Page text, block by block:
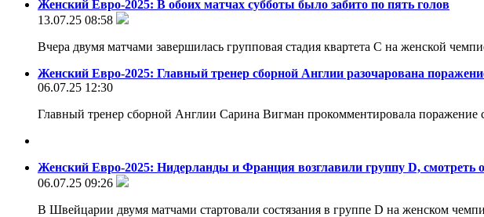
Женский Евро-2025: В обоих матчах субботы было забито по пять голов
13.07.25 08:58
Вчера двумя матчами завершилась групповая стадия квартета С на женской
Женский Евро-2025: Главный тренер сборной Англии разочарована
06.07.25 12:30
Главный тренер сборной Англии Сарина Вигман прокомментировала
Женский Евро-2025: Нидерланды и Франция возглавили группу D, смотреть
06.07.25 09:26
В Швейцарии двумя матчами стартовали состязания в группе D на женском